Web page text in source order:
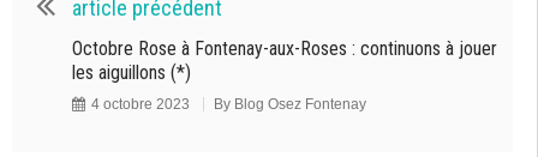
article précédent
Octobre Rose à Fontenay-aux-Roses : continuons à jouer
les aiguillons (*)
4 octobre 2023 By Blog Osez Fontenay